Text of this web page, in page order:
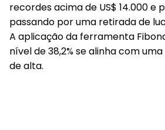
recordes acima de US$ 14.000 e
passando por uma retirada de
A aplicação da ferramenta
nível de 38,2% se alinha com
de alta.